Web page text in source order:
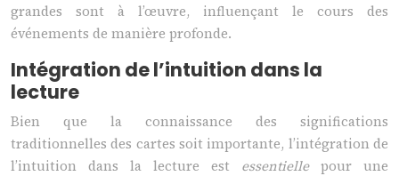
grandes sont à l’œuvre, influençant le cours des
événements de manière profonde.
Intégration de l’intuition dans la
lecture
Bien que la connaissance des significations
traditionnelles des cartes soit importante, l’intégration de
l’intuition dans la lecture est essentielle pour une